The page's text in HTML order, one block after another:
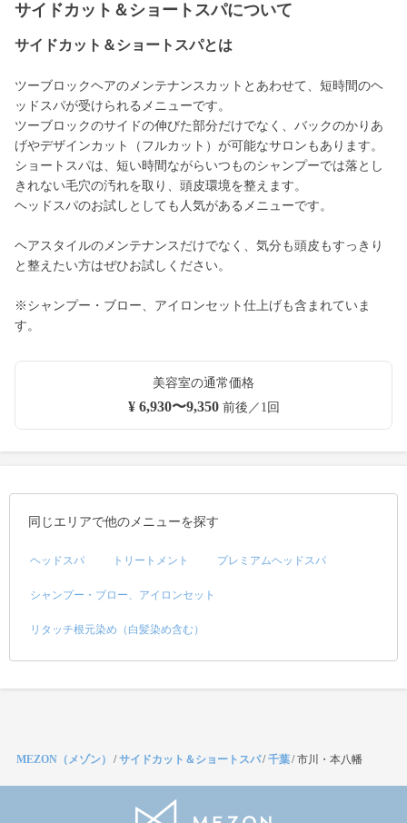
サイドカット＆ショートスパについて
サイドカット＆ショートスパとは
ツーブロックヘアのメンテナンスカットとあわせて、短時間のヘ
ッドスパが受けられるメニューです。
ツーブロックのサイドの伸びた部分だけでなく、バックのかりあ
げやデザインカット（フルカット）が可能なサロンもあります。
ショートスパは、短い時間ながらいつものシャンプーでは落とし
きれない毛穴の汚れを取り、頭皮環境を整えます。
ヘッドスパのお試しとしても人気があるメニューです。
ヘアスタイルのメンテナンスだけでなく、気分も頭皮もすっきり
と整えたい方はぜひお試しください。
※シャンプー・ブロー、アイロンセット仕上げも含まれていま
す。
美容室の通常価格
¥ 6,930〜9,350前後／1回
同じエリアで他のメニューを探す
ヘッドスパ トリートメント プレミアムヘッドスパ
シャンプー・ブロー、アイロンセット
リタッチ根元染め（白髪染め含む）
MEZON（メゾン） /サイドカット＆ショートスパ/千葉/市川・本八幡